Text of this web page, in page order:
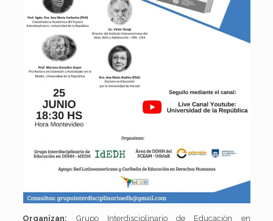
Organizan: Grupo Interdisciplinario de Educación en